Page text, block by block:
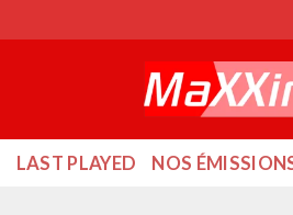
LAST PLAYED NOS